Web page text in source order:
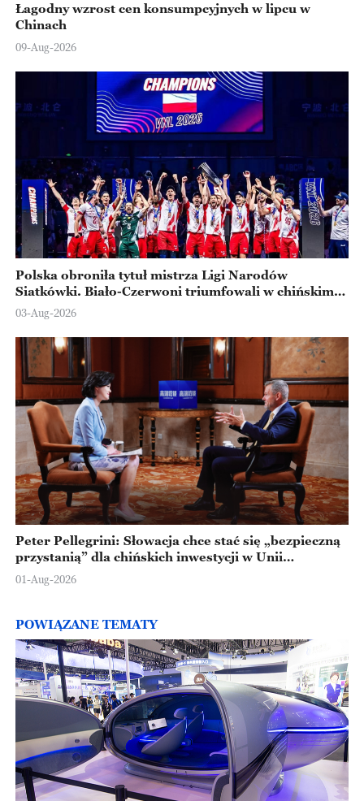
Łagodny wzrost cen konsumpcyjnych w lipcu w
Chinach
09-Aug-2026
Polska obroniła tytuł mistrza Ligi Narodów
Siatkówki. Biało-Czerwoni triumfowali w chińskim
Ningbo
03-Aug-2026
Peter Pellegrini: Słowacja chce stać się „bezpieczną
przystanią” dla chińskich inwestycji w Unii
Europejskiej
01-Aug-2026
POWIĄZANE TEMATY